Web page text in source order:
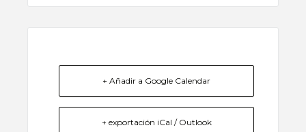
+ Añadir a Google Calendar
+ exportación iCal / Outlook